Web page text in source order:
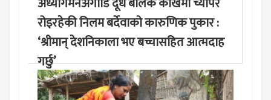
रोइरहेकी निलम बर्देवाको कारुणिक पुकार :
‘श्रीमान् देशनिकाला भए बच्चासहित आत्मदाह
गर्छु’
मङ्लबार, साउन १९, २०८३